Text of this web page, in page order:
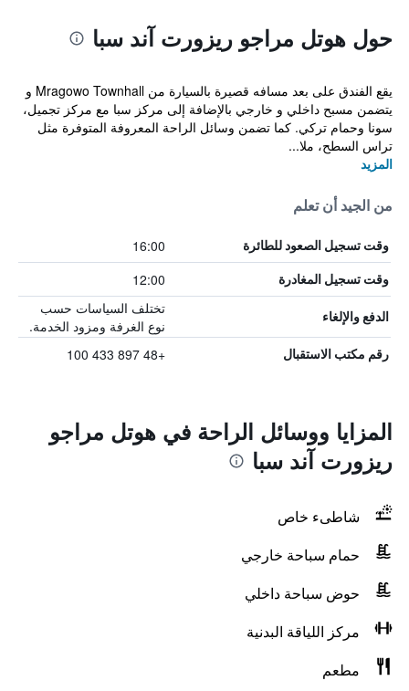
حول هوتل مراجو ريزورت آند سبا
يقع الفندق على بعد مسافه قصيرة بالسيارة من Mragowo Townhall و
يتضمن مسبح داخلي و خارجي بالإضافة إلى مركز سبا مع مركز تجميل،
سونا وحمام تركي. كما تضمن وسائل الراحة المعروفة المتوفرة مثل
تراس السطح، ملا...
المزيد
من الجيد أن تعلم
وقت تسجيل الصعود للطائرة 16:00
وقت تسجيل المغادرة 12:00
الدفع والإلغاء
تختلف السياسات حسب
نوع الغرفة ومزود الخدمة.
رقم مكتب الاستقبال +48 897 433 100
المزايا ووسائل الراحة في هوتل مراجو
ريزورت آند سبا
شاطىء خاص
حمام سباحة خارجي
حوض سباحة داخلي
مركز اللياقة البدنية
مطعم